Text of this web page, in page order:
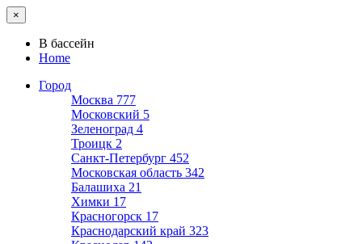
×
В бассейн
Home
Город
Москва 777
Московский 5
Зеленоград 4
Троицк 2
Санкт-Петербург 452
Московская область 342
Балашиха 21
Химки 17
Красногорск 17
Краснодарский край 323